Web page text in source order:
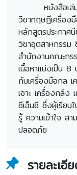
หนังสือเล่
วิชาทฤษฎีเครื่อ
หลักสูตรประกาศ
วิชาอุตสาหกรรม
สำนักงานคณะกร
เนื้อหาแบ่งเป็น 8
กับเครื่องมือกล เ
เจาะ เครื่องกลึง
ซีเอ็นซี ซึ่งผู้เรียน
รู้ ความเข้าใจ ส
ปลอดภัย
รายละเอี